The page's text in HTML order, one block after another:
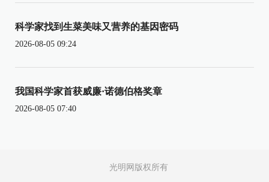
科学家找到生菜美味又营养的基因密码
2026-08-05 09:24
我国科学家首获威廉·诺德伯格奖章
2026-08-05 07:40
光明网版权所有